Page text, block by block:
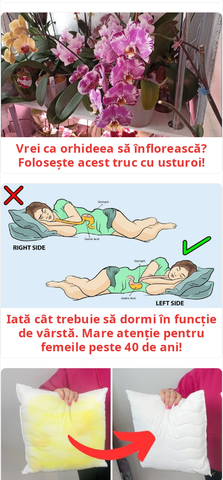
Vrei ca orhideea să înflorească?
Folosește acest truc cu usturoi!
Iată cât trebuie să dormi în funcție
de vârstă. Mare atenție pentru
femeile peste 40 de ani!